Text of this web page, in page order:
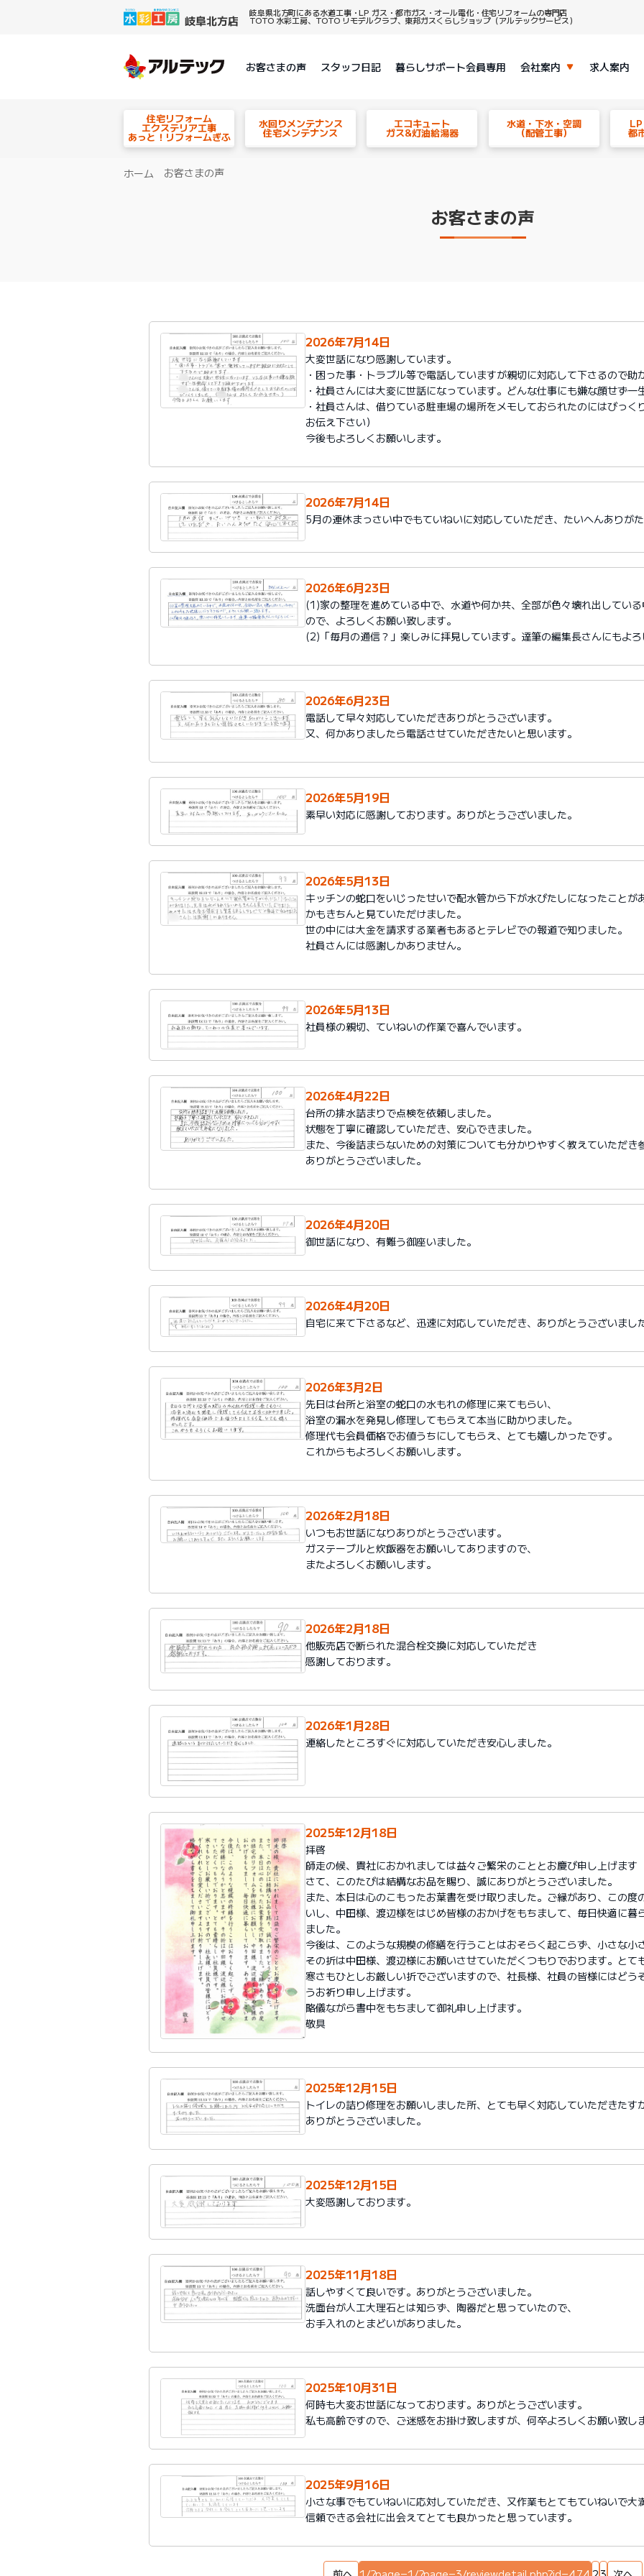
岐阜県北方町にある水道工事・LP ガス・都市ガス・オール電化・住宅リフォームの専門店
TOTO 水彩工房、TOTO リモデルクラブ、東邦ガスくらしショップ（アルテックサービス）
お客さまの声 スタッフ日記 暮らしサポート会員専用 会社案内 求人案内
住宅リフォーム
エクステリア工事
あっと！リフォームぎふ
水回りメンテナンス
住宅メンテナンス
エコキュート
ガス&灯油給湯器
水道・下水・空調
（配管工事） 都
ホーム お客さまの声
お客さまの声
2026年7月14日
大変世話になり感謝しています。
・困った事・トラブル等で電話していますが親切に対応して下さるので助
・社員さんには大変に世話になっています。どんな仕事にも嫌な顔せず
・社員さんは、借りている駐車場の場所をメモしておられたのにはびっく
お伝え下さい）
今後もよろしくお願いします。
2026年7月14日
5月の連休まっさい中でもていねいに対応していただき、たいへんありが
2026年6月23日
(1)家の整理を進めている中で、水道や何か共、全部が色々壊れ出してい
ので、よろしくお願い致します。
(2)「毎月の通信？」楽しみに拝見しています。達筆の編集長さんにもよ
2026年6月23日
電話して早々対応していただきありがとうございます。
又、何かありましたら電話させていただきたいと思います。
2026年5月19日
素早い対応に感謝しております。ありがとうございました。
2026年5月13日
キッチンの蛇口をいじったせいで配水管から下が水びたしになったことが
かもきちんと見ていただけました。
世の中には大金を請求する業者もあるとテレビでの報道で知りました。
社員さんには感謝しかありません。
2026年5月13日
社員様の親切、ていねいの作業で喜んでいます。
2026年4月22日
台所の排水詰まりで点検を依頼しました。
状態を丁寧に確認していただき、安心できました。
また、今後詰まらないための対策についても分かりやすく教えていただき
ありがとうございました。
2026年4月20日
御世話になり、有難う御座いました。
2026年4月20日
自宅に来て下さるなど、迅速に対応していただき、ありがとうございまし
2026年3月2日
先日は台所と浴室の蛇口の水もれの修理に来てもらい、
浴室の漏水を発見し修理してもらえて本当に助かりました。
修理代も会員価格でお値うちにしてもらえ、とても嬉しかったです。
これからもよろしくお願いします。
2026年2月18日
いつもお世話になりありがとうございます。
ガステーブルと炊飯器をお願いしてありますので、
またよろしくお願いします。
2026年2月18日
他販売店で断られた混合栓交換に対応していただき
感謝しております。
2026年1月28日
連絡したところすぐに対応していただき安心しました。
2025年12月18日
拝啓
師走の候、貴社におかれましては益々ご繁栄のこととお慶び申し上げます
さて、このたびは結構なお品を賜り、誠にありがとうございました。
また、本日は心のこもったお葉書を受け取りました。ご縁があり、この度
いし、中田様、渡辺様をはじめ皆様のおかげをもちまして、毎日快適に暮
ました。
今後は、このような規模の修繕を行うことはおそらく起こらず、小さな小
その折は中田様、渡辺様にお願いさせていただくつもりでおります。とて
寒さもひとしお厳しい折でございますので、社長様、社員の皆様にはどう
うお祈り申し上げます。
略儀ながら書中をもちまして御礼申し上げます。
敬具
2025年12月15日
トイレの詰り修理をお願いしました所、とても早く対応していただきたす
ありがとうございました。
2025年12月15日
大変感謝しております。
2025年11月18日
話しやすくて良いです。ありがとうございました。
洗面台が人工大理石とは知らず、陶器だと思っていたので、
お手入れのとまどいがありました。
2025年10月31日
何時も大変お世話になっております。ありがとうございます。
私も高齢ですので、ご迷惑をお掛け致しますが、何卒よろしくお願い致し
2025年9月16日
小さな事でもていねいに応対していただき、又作業もとてもていねいで大
信頼できる会社に出会えてとても良かったと思っています。